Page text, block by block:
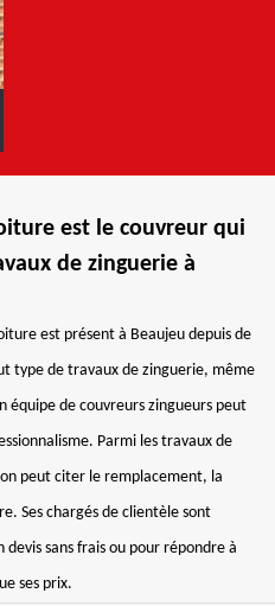
est le couvreur qui
de zinguerie à
est présent à Beaujeu depuis de
type de travaux de zinguerie, même
équipe de couvreurs zingueurs peut
Parmi les travaux de
peut citer le remplacement, la
Ses chargés de clientèle sont
sans frais ou pour répondre à
ses prix.